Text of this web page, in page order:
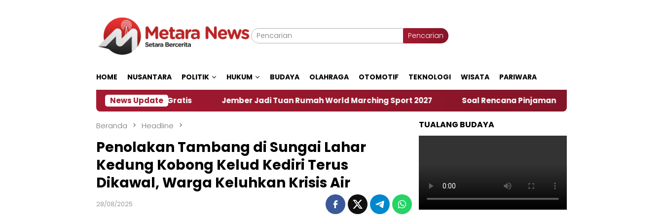
Pencarian
HOME NUSANTARA POLITIK HUKUM BUDAYA OLAHRAGA OTOMOTIF TEKNOLOGI WISATA PARIWARA
News Update
Siapkan Kopi dan Pijat Gratis Jember Jadi Tuan Rumah World Marching Sport 2027 ‎Soal Rencana Pinjaman Daerah Pemkab Jember, Ini Kata
Beranda Headline
Penolakan Tambang di Sungai Lahar
Kedung Kobong Kelud Kediri Terus
Dikawal, Warga Keluhkan Krisis Air
28/08/2025
TUALANG BUDAYA